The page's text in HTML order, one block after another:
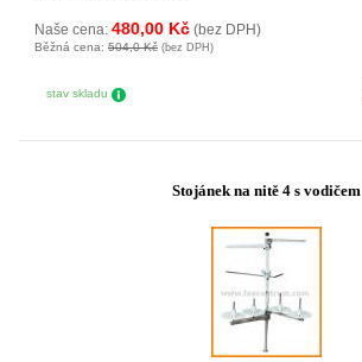
Naše cena: 480,00 Kč (bez DPH)
Běžná cena: 504,0 Kč (bez DPH)
stav skladu
Stojánek na nitě 4 s vodičem